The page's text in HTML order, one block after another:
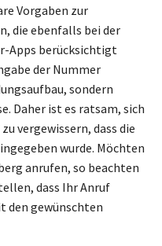
Vorgaben zur
die ebenfalls bei der
Apps berücksichtigt
der Nummer
sondern
Daher ist es ratsam, sich
vergewissern, dass die
wurde. Möchten
anrufen, so beachten
dass Ihr Anruf
den gewünschten